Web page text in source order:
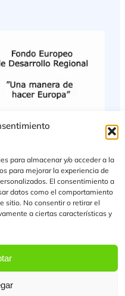
para almacenar y/o acceder a la
para mejorar la experiencia de
El consentimiento a
datos como el comportamiento
sitio. No consentir o retirar el
a ciertas características y
reservados.